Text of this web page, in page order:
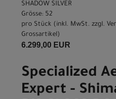
SHADOW SILVER
Grösse: 52
pro Stück (inkl. MwSt. zzgl.
Grossartikel)
6.299,00 EUR
Specialized
Expert -